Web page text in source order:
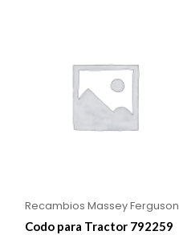
Recambios Massey Ferguson
Codo para Tractor 792259